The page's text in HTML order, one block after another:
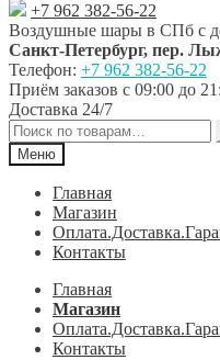
+7 962 382-56-22
Воздушные шары в СПб с
Санкт-Петербург, пер.
Телефон: +7 962 382-56-22
Приём заказов с 09:00 до
Доставка 24/7
Искать:
Меню
Главная
Магазин
Контакты
Главная
Магазин
Контакты